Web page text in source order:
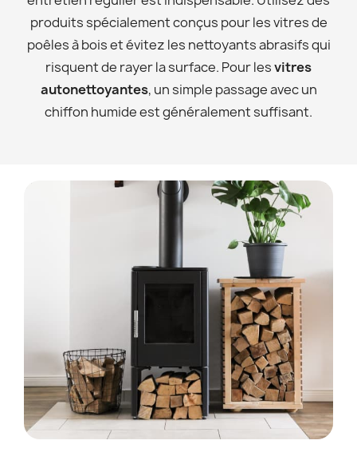
produits spécialement conçus pour les vitres de
poêles à bois et évitez les nettoyants abrasifs qui
risquent de rayer la surface. Pour lesvitres
autonettoyantes, un simple passage avec un
chiffon humide est généralement suffisant.